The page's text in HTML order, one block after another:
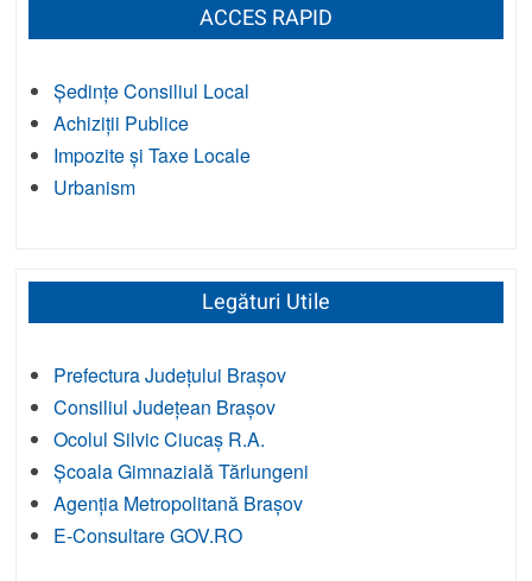
ACCES RAPID
Ședințe Consiliul Local
Achiziții Publice
Impozite și Taxe Locale
Urbanism
Legături Utile
Prefectura Județului Brașov
Consiliul Județean Brașov
Ocolul Silvic Ciucaș R.A.
Școala Gimnazială Tărlungeni
Agenția Metropolitană Brașov
E-Consultare GOV.RO